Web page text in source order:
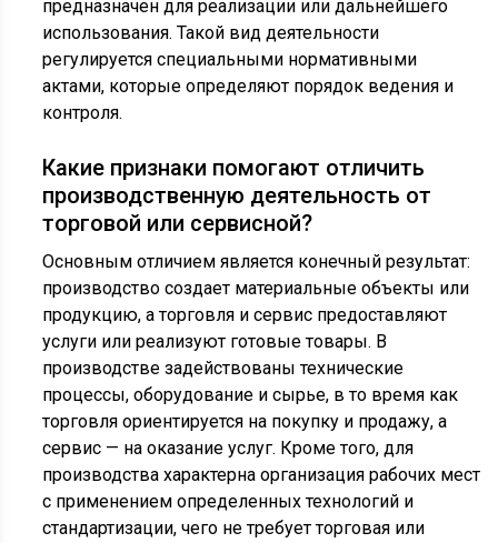
предназначен для реализации или дальнейшего
использования. Такой вид деятельности
регулируется специальными нормативными
актами, которые определяют порядок ведения и
контроля.
Какие признаки помогают отличить
производственную деятельность от
торговой или сервисной?
Основным отличием является конечный результат:
производство создает материальные объекты или
продукцию, а торговля и сервис предоставляют
услуги или реализуют готовые товары. В
производстве задействованы технические
процессы, оборудование и сырье, в то время как
торговля ориентируется на покупку и продажу, а
сервис — на оказание услуг. Кроме того, для
производства характерна организация рабочих мест
с применением определенных технологий и
стандартизации, чего не требует торговая или